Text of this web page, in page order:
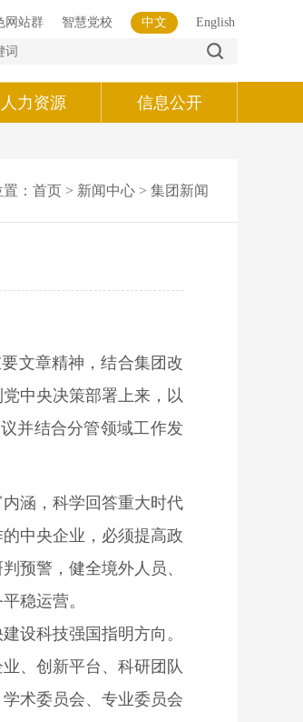
智慧党校 中文 English
网站群
人力资源 信息公开
： 首页 > 新闻中心 > 集团新闻
文章精神，结合集团改
中央决策部署上来，以
并结合分管领域工作发
涵，科学回答重大时代
中央企业，必须提高政
预警，健全境外人员、
稳运营。
设科技强国指明方向。
、创新平台、科研团队
术委员会、专业委员会